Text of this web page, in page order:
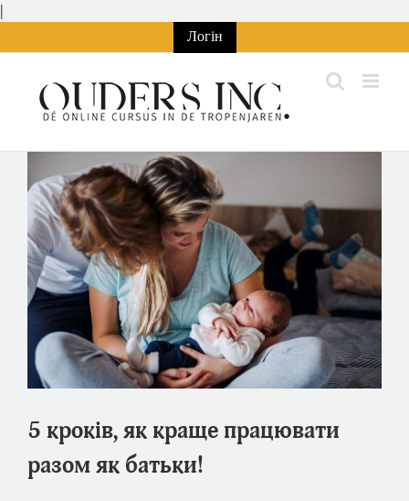
|
змісту
Логін
Переглянути
збільшене
зображення
5 кроків, як краще працювати
разом як батьки!